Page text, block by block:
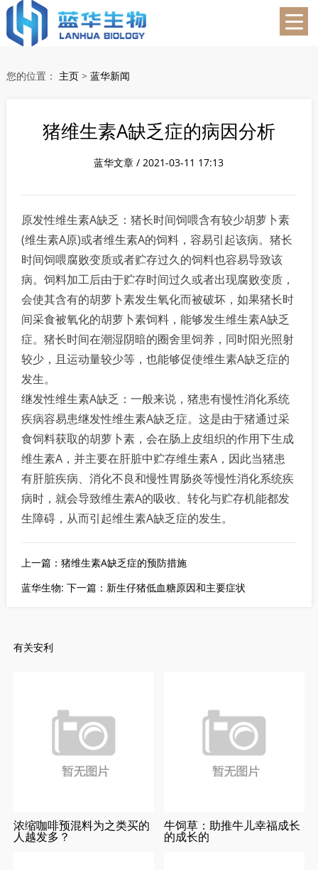
蓝华生物
您的位置： 主页> 蓝华新闻
猪维生素A缺乏症的病因分析
蓝华文章 / 2021-03-11 17:13
原发性维生素A缺乏：猪长时间饲喂含有较少胡萝卜素
(维生素A原)或者维生素A的饲料，容易引起该病。猪长
时间饲喂腐败变质或者贮存过久的饲料也容易导致该
病。饲料加工后由于贮存时间过久或者出现腐败变质，
会使其含有的胡萝卜素发生氧化而被破坏，如果猪长时
间采食被氧化的胡萝卜素饲料，能够发生维生素A缺乏
症。猪长时间在潮湿阴暗的圈舍里饲养，同时阳光照射
较少，且运动量较少等，也能够促使维生素A缺乏症的
发生。
继发性维生素A缺乏：一般来说，猪患有慢性消化系统
疾病容易患继发性维生素A缺乏症。这是由于猪通过采
食饲料获取的胡萝卜素，会在肠上皮组织的作用下生成
维生素A，并主要在肝脏中贮存维生素A，因此当猪患
有肝脏疾病、消化不良和慢性胃肠炎等慢性消化系统疾
病时，就会导致维生素A的吸收、转化与贮存机能都发
生障碍，从而引起维生素A缺乏症的发生。
上一篇：猪维生素A缺乏症的预防措施
蓝华生物: 下一篇：新生仔猪低血糖原因和主要症状
有关安利
浓缩咖啡预混料为之类买的
人越发多？
牛饲草：助推牛儿幸福成长
的成长的